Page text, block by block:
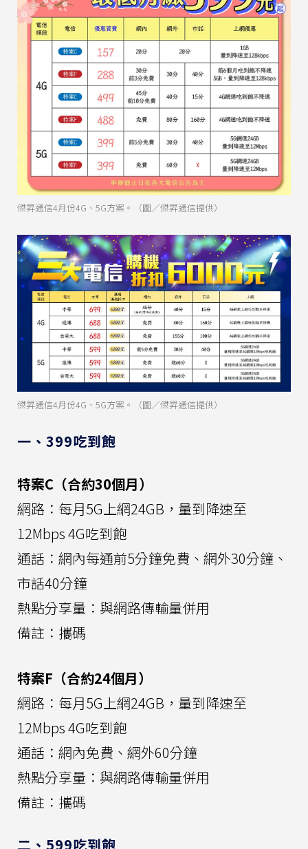
傑昇通信4月份4G、5G方案。（圖／傑昇通信提供）
傑昇通信4月份4G、5G方案。（圖／傑昇通信提供）
一、399吃到飽
特案C（合約30個月）
網路：每月5G上網24GB，量到降速至
12Mbps 4G吃到飽
通話：網內每通前5分鐘免費、網外30分鐘、
市話40分鐘
熱點分享量：與網路傳輸量併用
備註：攜碼
特案F（合約24個月）
網路：每月5G上網24GB，量到降速至
12Mbps 4G吃到飽
通話：網內免費、網外60分鐘
熱點分享量：與網路傳輸量併用
備註：攜碼
二、599吃到飽